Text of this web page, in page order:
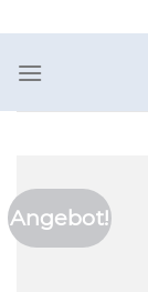
Inhalt
springen
Angebot!